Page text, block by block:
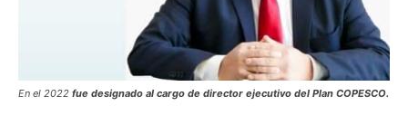
En el 2022 fue designado al cargo de director ejecutivo del Plan COPESCO.